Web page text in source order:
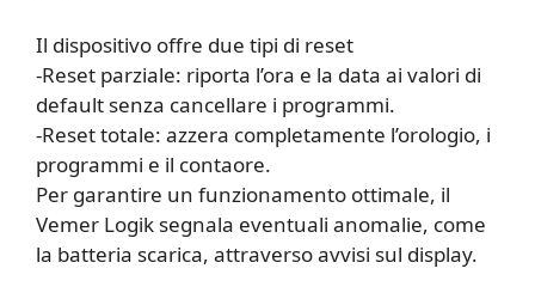
Il dispositivo offre due tipi di reset
-Reset parziale: riporta l’ora e la data ai valori di
default senza cancellare i programmi.
-Reset totale: azzera completamente l’orologio, i
programmi e il contaore.
Per garantire un funzionamento ottimale, il
Vemer Logik segnala eventuali anomalie, come
la batteria scarica, attraverso avvisi sul display.